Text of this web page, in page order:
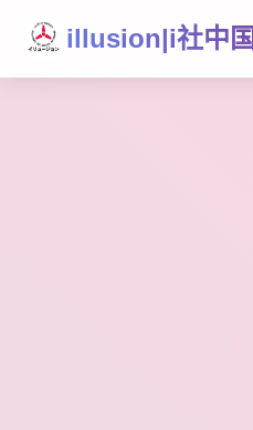
illusion|i社中国